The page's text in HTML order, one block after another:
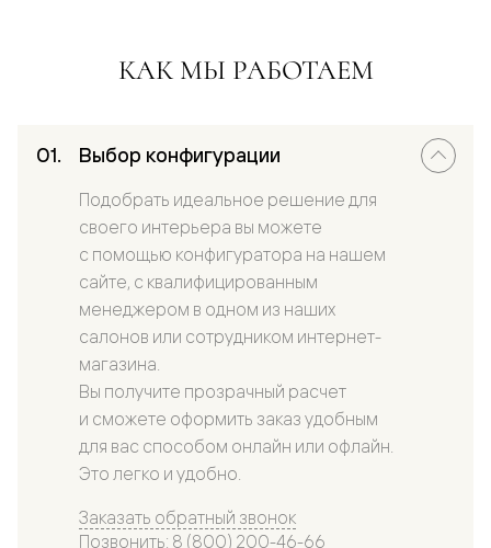
КАК МЫ РАБОТАЕМ
Выбор конфигурации
Подобрать идеальное решение для
своего интерьера вы можете
с помощью конфигуратора на нашем
сайте, с квалифицированным
менеджером в одном из наших
салонов или сотрудником интернет-
магазина.
Вы получите прозрачный расчет
и сможете оформить заказ удобным
для вас способом онлайн или офлайн.
Это легко и удобно.
Заказать обратный звонок
Позвонить: 8 (800) 200-46-66